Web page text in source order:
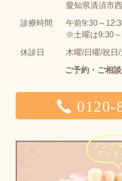
愛知県清須市
診療時間
午前9:30～
※土曜は9:30
休診日 木曜/日曜/祝日
ご予約・ご相
0120-